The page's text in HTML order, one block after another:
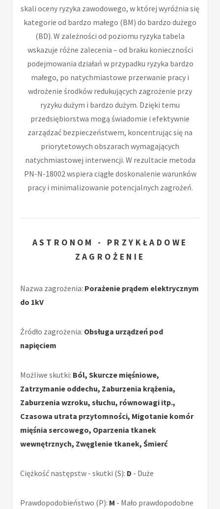
skali oceny ryzyka zawodowego, w której wyróżnia się
kategorie od bardzo małego (BM) do bardzo dużego
(BD). W zależności od poziomu ryzyka tabela
wskazuje różne zalecenia – od braku konieczności
podejmowania działań w przypadku ryzyka bardzo
małego, po natychmiastowe przerwanie pracy i
wdrożenie środków redukujących zagrożenie przy
ryzyku dużym i bardzo dużym. Dzięki temu
przedsiębiorstwa mogą świadomie i efektywnie
zarządzać bezpieczeństwem, koncentrując się na
priorytetowych obszarach wymagających
natychmiastowej interwencji. W rezultacie metoda
PN-N-18002 wspiera ciągłe doskonalenie warunków
pracy i minimalizowanie potencjalnych zagrożeń.
ASTRONOM - PRZYKŁADOWE
ZAGROŻENIE
Nazwa zagrożenia: Porażenie prądem elektrycznym
do 1kV
Źródło zagrożenia: Obsługa urządzeń pod
napięciem
Możliwe skutki: Ból, Skurcze mięśniowe,
Zatrzymanie oddechu, Zaburzenia krążenia,
Zaburzenia wzroku, słuchu, równowagi itp.,
Czasowa utrata przytomności, Migotanie komór
mięśnia sercowego, Oparzenia tkanek
wewnętrznych, Zwęglenie tkanek, Śmierć
Ciężkość następstw - skutki (S): D - Duże
Prawdopodobieństwo (P): M - Mało prawdopodobne